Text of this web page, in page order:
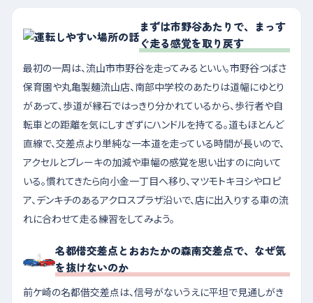
まずは市野谷あたりで、まっす
ぐ走る感覚を取り戻す
最初の一周は、流山市市野谷を走ってみるといい。市野谷つばさ
保育園や丸亀製麺流山店、南部中学校のあたりは道幅にゆとり
があって、歩道が縁石ではっきり分かれているから、歩行者や自
転車との距離を気にしすぎずにハンドルを持てる。道もほとんど
直線で、交差点より単純な一本道を走っている時間が長いので、
アクセルとブレーキの加減や車幅の感覚を思い出すのに向いて
いる。慣れてきたら向小金一丁目へ移り、マツモトキヨシやロピ
ア、デンキチのあるアクロスプラザ沿いで、店に出入りする車の流
れに合わせて走る練習をしてみよう。
名都借交差点とおおたかの森南交差点で、なぜ気
を抜けないのか
前ケ崎の名都借交差点は、信号がないうえに平坦で見通しがき